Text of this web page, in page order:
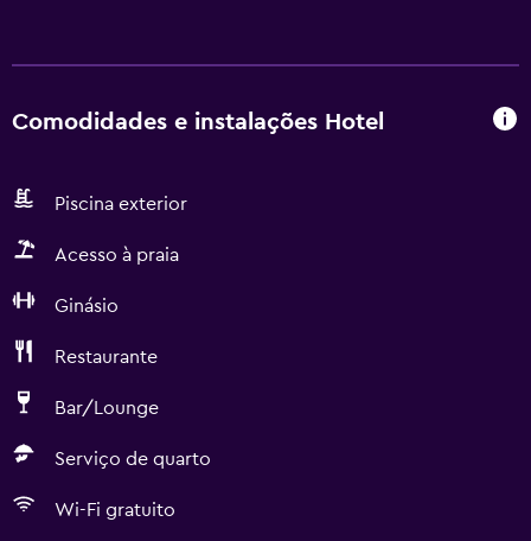
Comodidades e instalações Hotel
Piscina exterior
Acesso à praia
Ginásio
Restaurante
Bar/Lounge
Serviço de quarto
Wi-Fi gratuito